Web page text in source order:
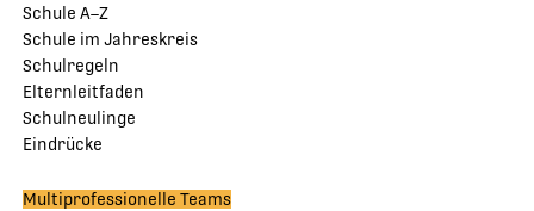
Schule A–Z
Schule im Jahreskreis
Schulregeln
Elternleitfaden
Schulneulinge
Eindrücke
Multiprofessionelle Teams